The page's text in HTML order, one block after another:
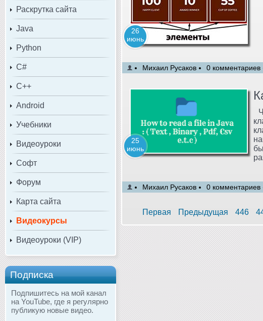
Раскрутка сайта
Java
Python
C#
C++
Android
Учебники
Видеоуроки
Софт
Форум
Карта сайта
Видеокурсы
Видеоуроки (VIP)
Подписка
Подпишитесь на мой канал
на YouTube, где я регулярно
публикую новые видео.
26
июнь
Михаил Русаков 0 комментариев
25
июнь
Михаил Русаков 0 комментариев
Первая Предыдущая 446